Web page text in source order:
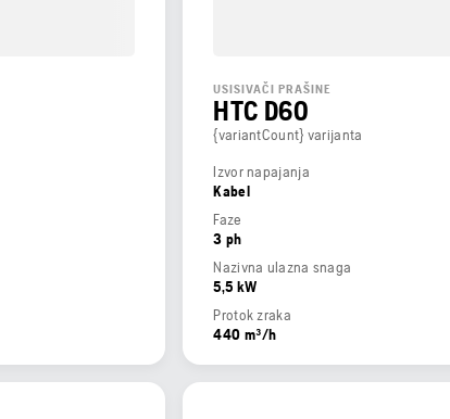
USISIVAČI PRAŠINE
HTC D60
{variantCount} varijanta
Izvor napajanja
Kabel
Faze
3 ph
Nazivna ulazna snaga
5,5 kW
Protok zraka
440 m³/h